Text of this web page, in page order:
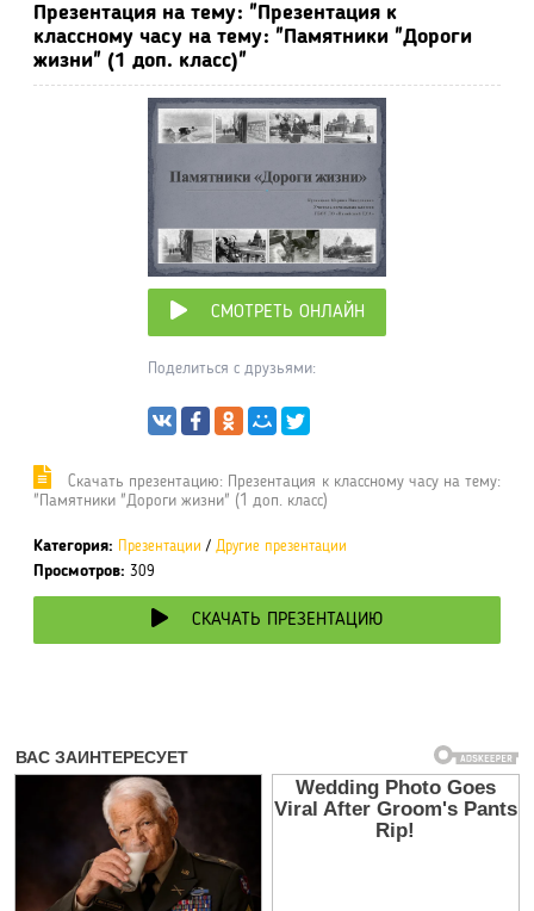
Презентация на тему: "Презентация к
классному часу на тему: "Памятники "Дороги
жизни" (1 доп. класс)"
СМОТРЕТЬ ОНЛАЙН
Поделиться с друзьями:
Cкачать презентацию: Презентация к классному часу на тему:
"Памятники "Дороги жизни" (1 доп. класс)
Категория: Презентации / Другие презентации
Просмотров: 309
СКАЧАТЬ ПРЕЗЕНТАЦИЮ